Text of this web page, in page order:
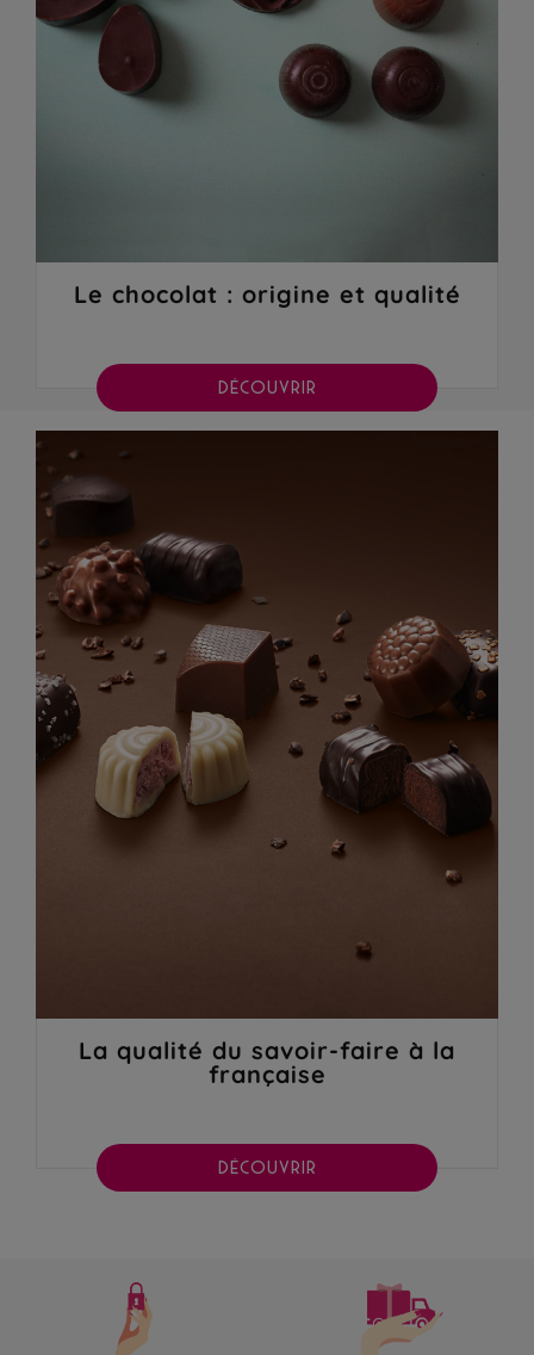
Le chocolat : origine et qualité
DÉCOUVRIR
La qualité du savoir-faire à la
française
DÉCOUVRIR